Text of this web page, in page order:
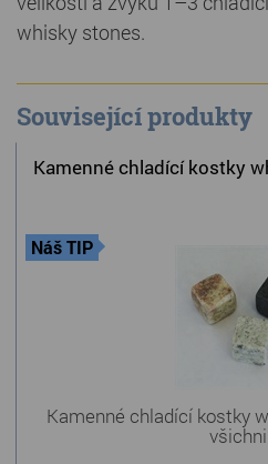
whisky stones.
Související produkty
Kamenné chladící kostky
Náš TIP
Kamenné chladící kostky